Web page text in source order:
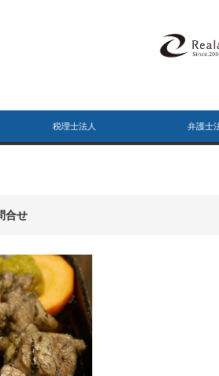
税理士法人 弁護士
合せ